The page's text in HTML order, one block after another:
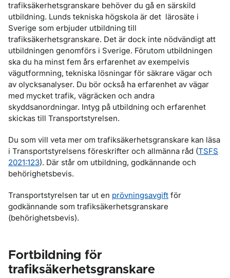
trafiksäkerhetsgranskare behöver du gå en särskild
utbildning. Lunds tekniska högskola är det lärosäte i
Sverige som erbjuder utbildning till
trafiksäkerhetsgranskare. Det är dock inte nödvändigt att
utbildningen genomförs i Sverige. Förutom utbildningen
ska du ha minst fem års erfarenhet av exempelvis
vägutformning, tekniska lösningar för säkrare vägar och
av olycksanalyser. Du bör också ha erfarenhet av vägar
med mycket trafik, vägräcken och andra
skyddsanordningar. Intyg på utbildning och erfarenhet
skickas till Transportstyrelsen.
Du som vill veta mer om trafiksäkerhetsgranskare kan läsa
i Transportstyrelsens föreskrifter och allmänna råd (TSFS
2021:123). Där står om utbildning, godkännande och
behörighetsbevis.
Transportstyrelsen tar ut en prövningsavgift för
godkännande som trafiksäkerhetsgranskare
(behörighetsbevis).
Fortbildning för
trafiksäkerhetsgranskare